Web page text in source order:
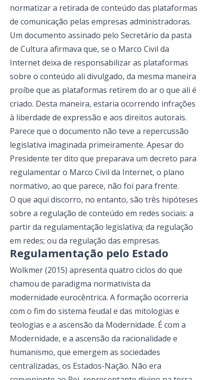
normatizar a retirada de conteúdo das plataformas
de comunicação pelas empresas administradoras.
Um documento assinado pelo Secretário da pasta
de Cultura afirmava que, se o Marco Civil da
Internet deixa de responsabilizar as plataformas
sobre o conteúdo ali divulgado, da mesma maneira
proíbe que as plataformas retirem do ar o que ali é
criado. Desta maneira, estaria ocorrendo infrações
à liberdade de expressão e aos direitos autorais.
Parece que o documento não teve a repercussão
legislativa imaginada primeiramente. Apesar do
Presidente ter dito que preparava um decreto para
regulamentar o Marco Civil da Internet, o plano
normativo, ao que parece, não foi para frente.
O que aqui discorro, no entanto, são três hipóteses
sobre a regulação de conteúdo em redes sociais: a
partir da regulamentação legislativa; da regulação
em redes; ou da regulação das empresas.
Regulamentação pelo Estado
Wolkmer (2015) apresenta quatro ciclos do que
chamou de paradigma normativista da
modernidade eurocêntrica. A formação ocorreria
com o fim do sistema feudal e das mitologias e
teologias e a ascensão da Modernidade. É com a
Modernidade, e a ascensão da racionalidade e
humanismo, que emergem as sociedades
centralizadas, os Estados-Nação. Não era